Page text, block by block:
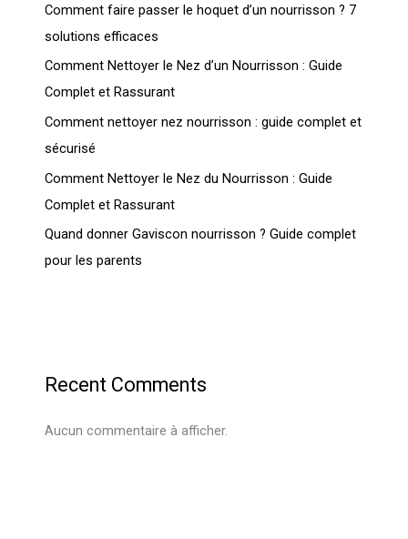
Comment faire passer le hoquet d’un nourrisson ? 7
solutions efficaces
Comment Nettoyer le Nez d’un Nourrisson : Guide
Complet et Rassurant
Comment nettoyer nez nourrisson : guide complet et
sécurisé
Comment Nettoyer le Nez du Nourrisson : Guide
Complet et Rassurant
Quand donner Gaviscon nourrisson ? Guide complet
pour les parents
Recent Comments
Aucun commentaire à afficher.